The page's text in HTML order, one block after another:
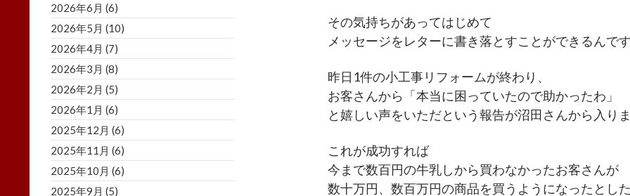
その気持ちがあってはじめて
メッセージをレターに書き落とすことができるんで
昨日1件の小工事リフォームが終わり、
お客さんから「本当に困っていたので助かったわ」
と嬉しい声をいただという報告が沼田さんから入り
これが成功すれば
今まで数百円の牛乳しから買わなかったお客さんが
数十万円、数百万円の商品を買うようになったとし
2026年6月 (6)
2026年5月 (10)
2026年4月 (7)
2026年3月 (8)
2026年2月 (5)
2026年1月 (6)
2025年12月 (6)
2025年11月 (6)
2025年10月 (6)
2025年9月 (5)